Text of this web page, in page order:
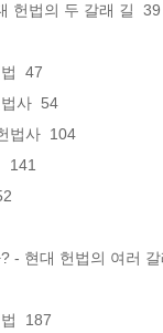
헌법의 두 갈래 길  39
47
사  54
법사  104
141
- 현대 헌법의 여러
187